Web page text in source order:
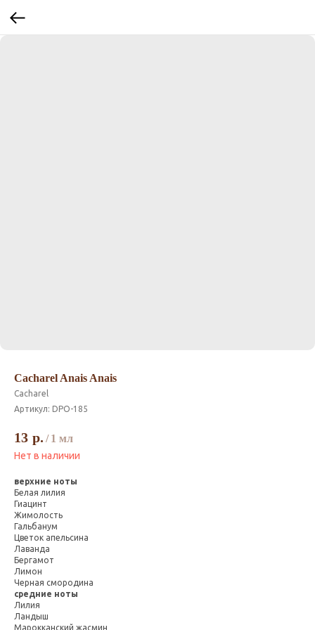
Cacharel Anais Anais
Cacharel
Артикул: DPO-185
13 р. / 1 мл
Нет в наличии
верхние ноты
Белая лилия
Гиацинт
Жимолость
Гальбанум
Цветок апельсина
Лаванда
Бергамот
Лимон
Черная смородина
средние ноты
Лилия
Ландыш
Марокканский жасмин